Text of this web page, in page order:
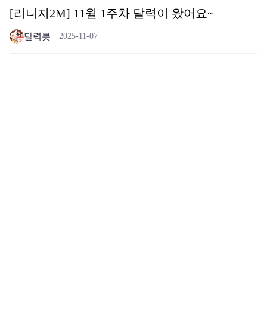
[리니지2M] 11월 1주차 달력이 왔어요~
달력봇 2025-11-07